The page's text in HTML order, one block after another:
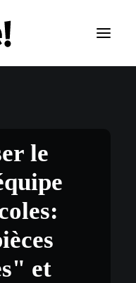
le
et